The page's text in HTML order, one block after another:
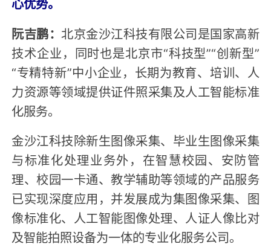
阮吉鹏：北京金沙江科技有限公司是国家高新
技术企业，同时也是北京市“科技型”“创新型”
“专精特新”中小企业，长期为教育、培训、人
力资源等领域提供证件照采集及人工智能标准
化服务。
金沙江科技除新生图像采集、毕业生图像采集
与标准化处理业务外，在智慧校园、安防管
理、校园一卡通、教学辅助等领域的产品服务
已实现深度应用，并发展成为集图像采集、图
像标准化、人工智能图像处理、人证人像比对
及智能拍照设备为一体的专业化服务公司。